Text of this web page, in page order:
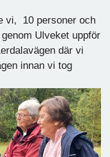
vi, 10 personer och
Ulveket uppför
där vi
innan vi tog